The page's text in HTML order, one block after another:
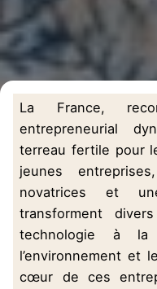
La France,
entrepreneurial
terreau fertile pour
jeunes
novatrices et
transforment
technologie à
l’environnement et
cœur de ces